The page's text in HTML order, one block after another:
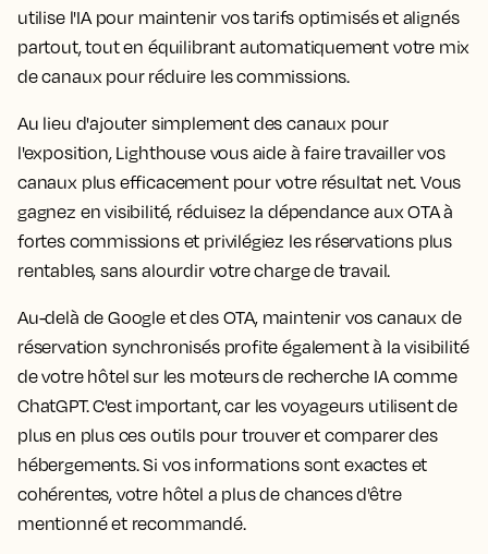
utilise l'IA pour maintenir vos tarifs optimisés et alignés
partout, tout en équilibrant automatiquement votre mix
de canaux pour réduire les commissions.
Au lieu d'ajouter simplement des canaux pour
l'exposition, Lighthouse vous aide à faire travailler vos
canaux plus efficacement pour votre résultat net. Vous
gagnez en visibilité, réduisez la dépendance aux OTA à
fortes commissions et privilégiez les réservations plus
rentables, sans alourdir votre charge de travail.
Au-delà de Google et des OTA, maintenir vos canaux de
réservation synchronisés profite également à la visibilité
de votre hôtel sur les moteurs de recherche IA comme
ChatGPT. C'est important, car les voyageurs utilisent de
plus en plus ces outils pour trouver et comparer des
hébergements. Si vos informations sont exactes et
cohérentes, votre hôtel a plus de chances d'être
mentionné et recommandé.